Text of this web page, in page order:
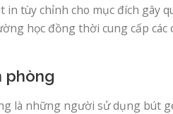
tùy chỉnh cho mục đích gây
học đồng thời cung cấp các
phòng
là những người sử dụng bút